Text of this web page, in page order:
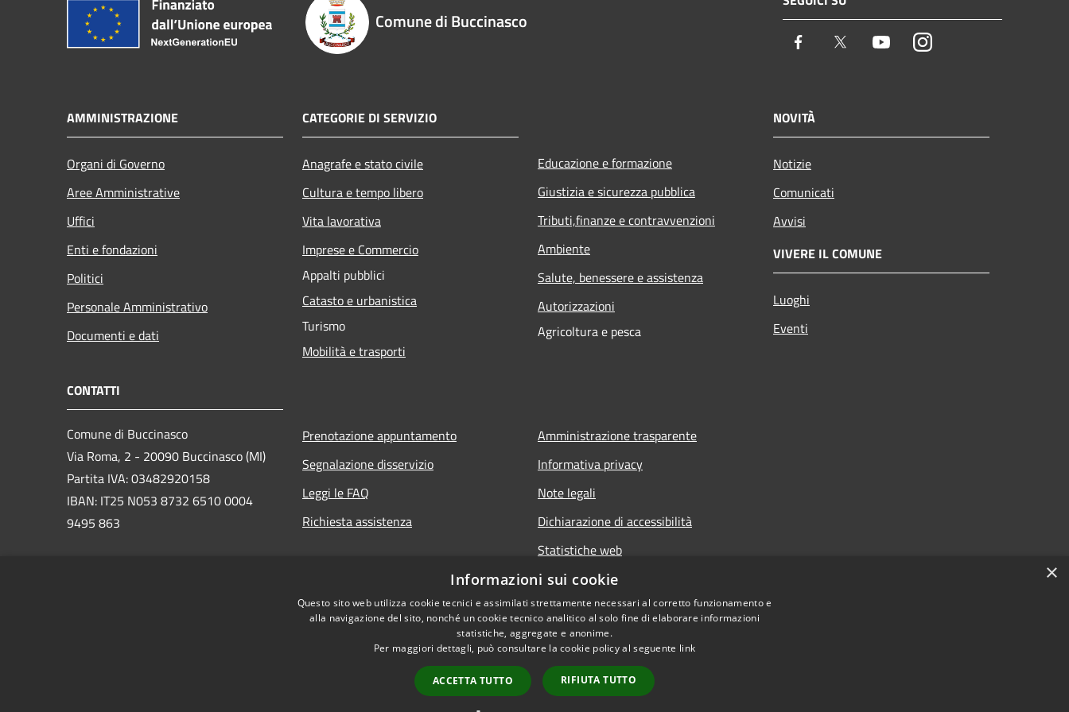
Comune di Buccinasco
Facebook Twitter YoutubeInstagram
AMMINISTRAZIONE
Organi di Governo
Aree Amministrative
Uffici
Enti e fondazioni
Politici
Personale Amministrativo
Documenti e dati
CATEGORIE DI SERVIZIO
Anagrafe e stato civile
Cultura e tempo libero
Vita lavorativa
Imprese e Commercio
Appalti pubblici
Catasto e urbanistica
Turismo
Mobilità e trasporti
Educazione e formazione
Giustizia e sicurezza pubblica
Tributi,finanze e contravvenzioni
Ambiente
Salute, benessere e assistenza
Autorizzazioni
Agricoltura e pesca
NOVITÀ
Notizie
Comunicati
Avvisi
VIVERE IL COMUNE
Luoghi
Eventi
CONTATTI
Comune di Buccinasco
Via Roma, 2 - 20090 Buccinasco (MI)
Partita IVA: 03482920158
IBAN: IT25 N053 8732 6510 0004
9495 863
Prenotazione appuntamento
Segnalazione disservizio
Leggi le FAQ
Richiesta assistenza
Amministrazione trasparente
Informativa privacy
Note legali
Dichiarazione di accessibilità
Statistiche web
×
Informazioni sui cookie
Questo sito web utilizza cookie tecnici e assimilati strettamente necessari al corretto funzionamento e
alla navigazione del sito, nonché un cookie tecnico analitico al solo fine di elaborare informazioni
statistiche, aggregate e anonime.
Per maggiori dettagli, può consultare la cookie policy al seguente link
ACCETTA TUTTO RIFIUTA TUTTO